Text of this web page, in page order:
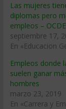
Las mujeres
diplomas pero
empleos – OCDE
septiembre 17,
En «Educacion
Empleos donde
suelen ganar
hombres
marzo 23, 2019
En «Carrera y